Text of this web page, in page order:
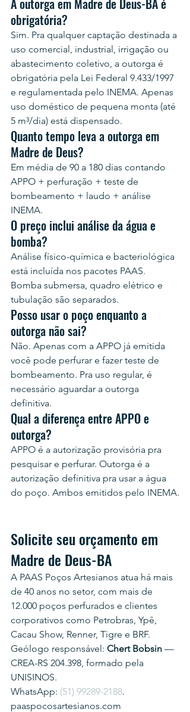
A outorga em Madre de Deus-BA é
obrigatória?
Sim. Pra qualquer captação destinada a
uso comercial, industrial, irrigação ou
abastecimento coletivo, a outorga é
obrigatória pela Lei Federal 9.433/1997
e regulamentada pelo INEMA. Apenas
uso doméstico de pequena monta (até
5 m³/dia) está dispensado.
Quanto tempo leva a outorga em
Madre de Deus?
Em média de 90 a 180 dias contando
APPO + perfuração + teste de
bombeamento + laudo + análise
INEMA.
O preço inclui análise da água e
bomba?
Análise físico-química e bacteriológica
está incluída nos pacotes PAAS.
Bomba submersa, quadro elétrico e
tubulação são separados.
Posso usar o poço enquanto a
outorga não sai?
Não. Apenas com a APPO já emitida
você pode perfurar e fazer teste de
bombeamento. Pra uso regular, é
necessário aguardar a outorga
definitiva.
Qual a diferença entre APPO e
outorga?
APPO é a autorização provisória pra
pesquisar e perfurar. Outorga é a
autorização definitiva pra usar a água
do poço. Ambos emitidos pelo INEMA.
Solicite seu orçamento em
Madre de Deus-BA
A PAAS Poços Artesianos atua há mais
de 40 anos no setor, com mais de
12.000 poços perfurados e clientes
corporativos como Petrobras, Ypê,
Cacau Show, Renner, Tigre e BRF.
Geólogo responsável: Chert Bobsin —
CREA-RS 204.398, formado pela
UNISINOS.
WhatsApp: (51) 99289-2188.
paaspocosartesianos.com